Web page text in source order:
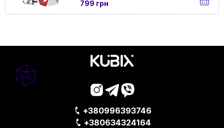
799 грн
+380996393746
+380634324164